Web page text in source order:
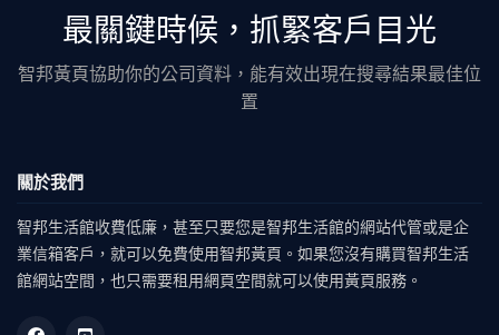
最關鍵時候，抓緊客戶目光
智邦黃頁協助你的公司資料，能有效出現在搜尋結果最佳位
置
關於我們
智邦生活館收費低廉，甚至只要您是智邦生活館的網站代管或是企
業信箱客戶，就可以免費使用智邦黃頁。如果您沒有購買智邦生活
館網站空間，也只需要租用網頁空間就可以使用黃頁服務。